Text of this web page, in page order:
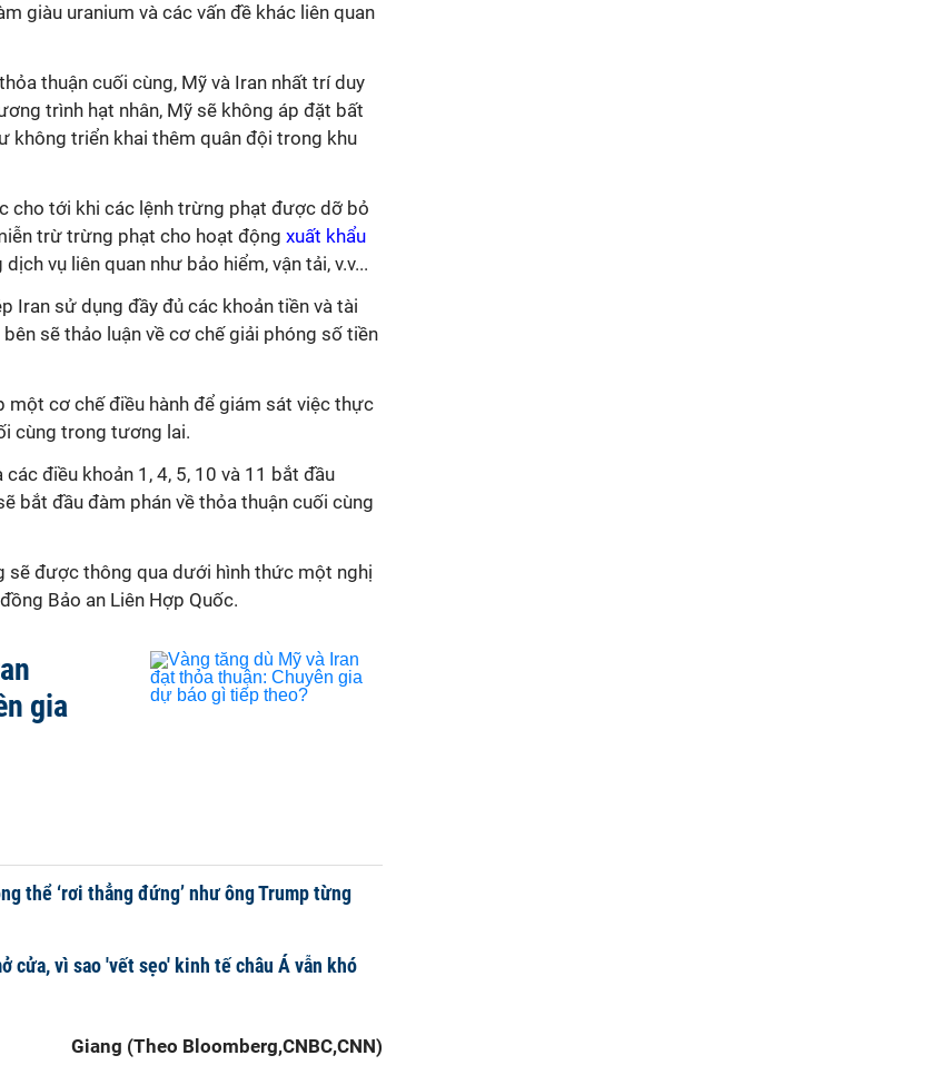
giàu uranium và các vấn đề khác liên quan
thỏa thuận cuối cùng, Mỹ và Iran nhất trí duy
trình hạt nhân, Mỹ sẽ không áp đặt bất
không triển khai thêm quân đội trong khu
cho tới khi các lệnh trừng phạt được dỡ bỏ
trừ trừng phạt cho hoạt động xuất khẩu
vụ liên quan như bảo hiểm, vận tải, v.v...
Iran sử dụng đầy đủ các khoản tiền và tài
bên sẽ thảo luận về cơ chế giải phóng số tiền
một cơ chế điều hành để giám sát việc thực
cùng trong tương lai.
các điều khoản 1, 4, 5, 10 và 11 bắt đầu
bắt đầu đàm phán về thỏa thuận cuối cùng
sẽ được thông qua dưới hình thức một nghị
Bảo an Liên Hợp Quốc.
gia
thể ‘rơi thẳng đứng’ như ông Trump từng
cửa, vì sao 'vết sẹo' kinh tế châu Á vẫn khó
Giang (Theo Bloomberg,CNBC,CNN)